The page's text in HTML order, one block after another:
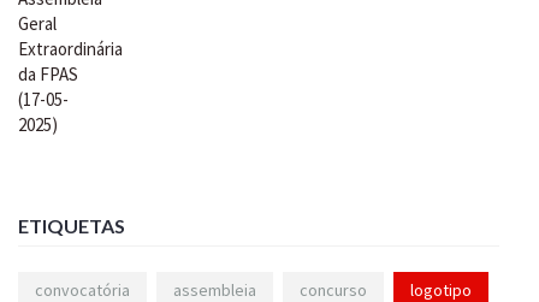
ETIQUETAS
convocatória assembleia concurso logotipo